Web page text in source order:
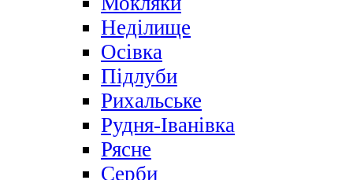
Неділище
Осівка
Підлуби
Рихальське
Рудня-Іванівка
Рясне
Серби